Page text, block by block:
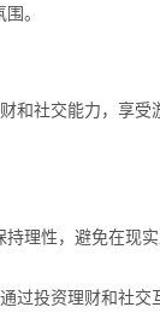
。
社交能力，享受
理性，避免在现实
过投资理财和社